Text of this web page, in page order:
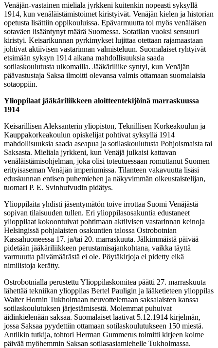
Venäjän-vastainen mieliala jyrkkeni kuitenkin nopeasti syksyllä
1914, kun venäläistämistoimet kiristyivät. Venäjän kielen ja historian
opetusta lisättiin oppikouluissa. Epävarmuutta toi myös venäläisen
sotaväen lisääntynyt määrä Suomessa. Sotatilan vuoksi sensuuri
kiristyi. Keisarikunnan pyrkimykset lujittaa otettaan rajamaastaan
johtivat aktiivisen vastarinnan valmisteluun. Suomalaiset ryhtyivät
etsimään syksyn 1914 aikana mahdollisuuksia saada
sotilaskoulutusta ulkomailla. Jääkäriliike syntyi, kun Venäjän
päävastustaja Saksa ilmoitti olevansa valmis ottamaan suomalaisia
sotaoppiin.
Ylioppilaat jääkäriliikkeen aloitteentekijöinä marraskuussa
1914
Keisarillisen Aleksanterin yliopiston, Teknillisen Korkeakoulun ja
Kauppakorkeakoulun opiskelijat pohtivat syksyllä 1914
mahdollisuuksia saada aseapua ja sotilaskoulutusta Pohjoismaista tai
Saksasta. Mieliala jyrkkeni, kun Venäjä julkaisi kattavan
venäläistämisohjelman, joka olisi toteutuessaan romuttanut Suomen
erityisaseman Venäjän imperiumissa. Tilanteen vakavuutta lisäsi
eduskunnan entisen puhemiehen ja näkyvimmän oikeustaistelijan,
tuomari P. E. Svinhufvudin pidätys.
Ylioppilaita yhdisti jäsentymätön toive irrottaa Suomi Venäjästä
sopivan tilaisuuden tullen. Eri ylioppilasosakuntia edustaneet
ylioppilaat kokoontuivat pohtimaan aktiivisen vastarinnan keinoja
Helsingissä pohjalaisten osakuntien talossa Ostrobotnian
Kassahuoneessa 17. ja/tai 20. marraskuuta. Jälkimmäistä päivää
pidetään jääkäriliikkeen perustamisajankohtana, vaikka täyttä
varmuutta päivämäärästä ei ole. Pöytäkirjoja ei pidetty eikä
nimilistoja kerätty.
Ostrobotnialla perustettu Ylioppilaskomitea päätti 27. marraskuuta
lähettää tekniikan ylioppilas Bertel Pauligin ja lääketieteen ylioppilas
Walter Hornin Tukholmaan neuvottelemaan saksalaisten kanssa
sotilaskoulutuksen järjestämisestä. Molemmat puhuivat
äidinkielenään saksaa. Suomalaiset laativat 5.12.1914 kirjelmän,
jossa Saksaa pyydettiin ottamaan sotilaskoulutukseen 150 miestä.
Antiikin tutkija, tohtori Herman Gummerus toimitti kirjeen kolme
päivää myöhemmin Saksan sotilasasiamiehelle Tukholmassa.